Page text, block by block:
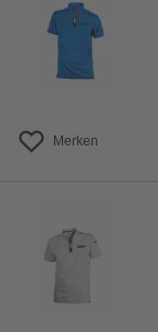
Merken